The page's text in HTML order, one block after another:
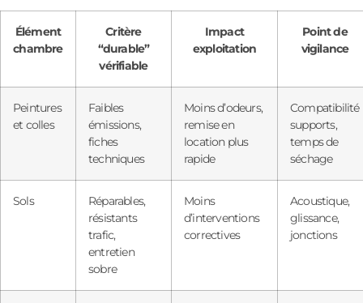
Élément
chambre
Critère
“durable”
vérifiable
Impact
exploitation
Point de
vigilance
Peintures
et colles
Faibles
émissions,
fiches
techniques
Moins d’odeurs,
remise en
location plus
rapide
Compatibilité
supports,
temps de
séchage
Sols
Réparables,
résistants
trafic,
entretien
sobre
Moins
d’interventions
correctives
Acoustique,
glissance,
jonctions